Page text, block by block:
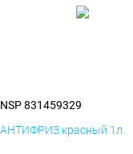
NSP 831459329
АНТИФРИЗ красный 1л.